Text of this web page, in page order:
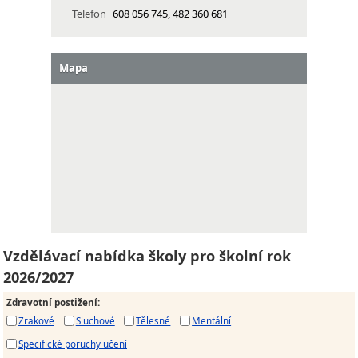
Telefon 608 056 745, 482 360 681
Mapa
Vzdělávací nabídka školy pro školní rok
2026/2027
Zdravotní postižení:
Zrakové
Sluchové Tělesné
Mentální
Specifické poruchy učení